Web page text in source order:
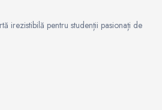
irezistibilă pentru studenții pasionați de